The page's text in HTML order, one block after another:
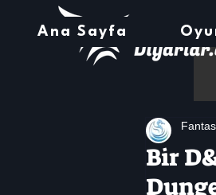
Ana Sayfa
Bir